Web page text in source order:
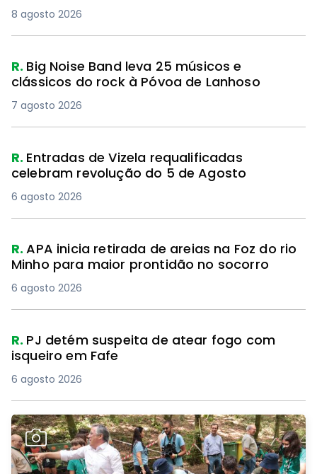
8 agosto 2026
R. Big Noise Band leva 25 músicos e
clássicos do rock à Póvoa de Lanhoso
7 agosto 2026
R. Entradas de Vizela requalificadas
celebram revolução do 5 de Agosto
6 agosto 2026
R.APA inicia retirada de areias na Foz do rio
Minho para maior prontidão no socorro
6 agosto 2026
R. PJ detém suspeita de atear fogo com
isqueiro em Fafe
6 agosto 2026